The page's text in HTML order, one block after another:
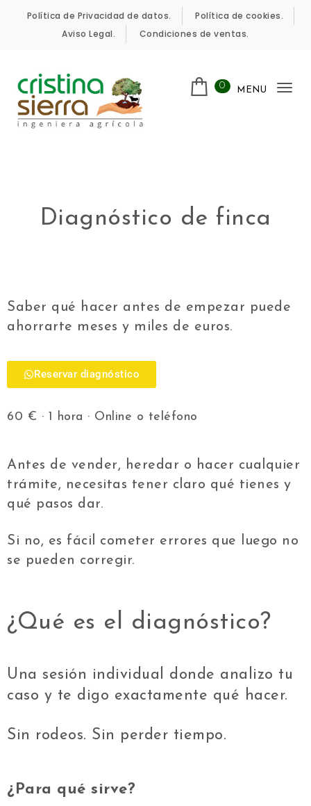
Política de Privacidad de datos.
Política de cookies.
Aviso Legal.
Condiciones de ventas.
0 MENU
Diagnóstico de finca
Saber qué hacer antes de empezar puede
ahorrarte meses y miles de euros.
Reservar diagnóstico
60 € · 1 hora · Online o teléfono
Antes de vender, heredar o hacer cualquier
trámite, necesitas tener claro qué tienes y
qué pasos dar.
Si no, es fácil cometer errores que luego no
se pueden corregir.
¿Qué es el diagnóstico?
Una sesión individual donde analizo tu
caso y te digo exactamente qué hacer.
Sin rodeos. Sin perder tiempo.
¿Para qué sirve?